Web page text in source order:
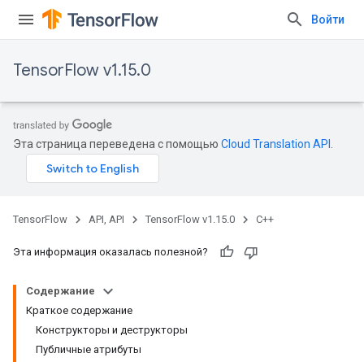
Войти
TensorFlow v1.15.0
Эта страница переведена с помощью Cloud Translation API
TensorFlow API, API TensorFlow v1.15.0 C++
Эта информация оказалась полезной?
Содержание
Краткое содержание
Конструкторы и деструкторы
Публичные атрибуты